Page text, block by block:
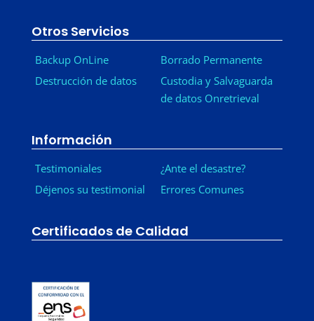
Otros Servicios
Backup OnLine
Destrucción de datos
Borrado Permanente
Custodia y Salvaguarda
de datos Onretrieval
Información
Testimoniales
Déjenos su testimonial
¿Ante el desastre?
Errores Comunes
Certificados de Calidad